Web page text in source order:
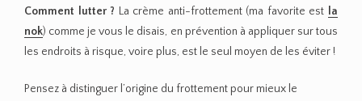
Comment lutter ? La crème anti-frottement (ma favorite est
la
nok) comme je vous le disais, en prévention à appliquer sur tous
les endroits à risque, voire plus, est le seul moyen de les éviter !
Pensez à distinguer l’origine du frottement pour mieux le